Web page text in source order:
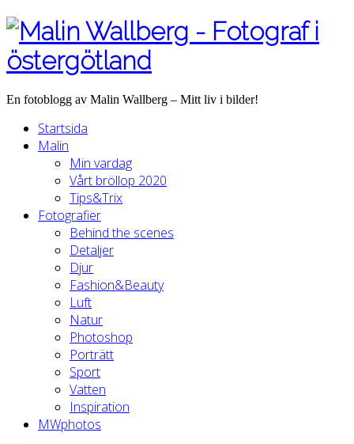
En fotoblogg av Malin Wallberg – Mitt liv i bilder!
Startsida
Malin
Min vardag
Vårt bröllop 2020
Tips&Trix
Fotografier
Behind the scenes
Detaljer
Djur
Fashion&Beauty
Luft
Natur
Photoshop
Porträtt
Sport
Vatten
Inspiration
MWphotos